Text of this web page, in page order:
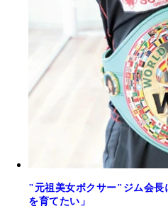
"元祖美女ボクサー"ジム会長
を育てたい」